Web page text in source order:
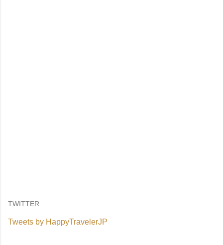
TWITTER
Tweets by HappyTravelerJP